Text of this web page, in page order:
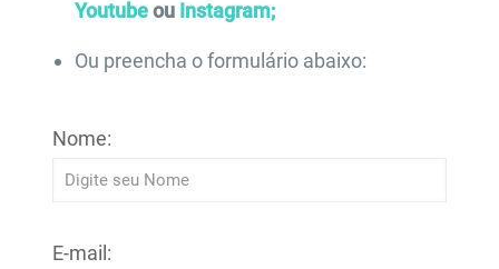
Youtubeou Instagram;
Ou preencha o formulário abaixo:
Nome:
E-mail: